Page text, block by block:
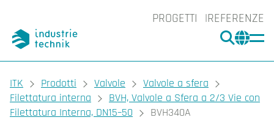
PROGETTI REFERENZE
CERCA
You are here:
ITK Prodotti Valvole
Valvole a sfera
Filettatura interna
BVH, Valvole a Sfera a 2/3 Vie con
Filettatura Interna, DN15–50
BVH340A